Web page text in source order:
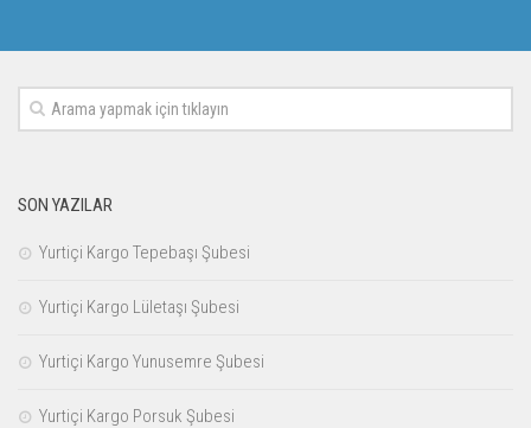
SON YAZILAR
Yurtiçi Kargo Tepebaşı Şubesi
Yurtiçi Kargo Lületaşı Şubesi
Yurtiçi Kargo Yunusemre Şubesi
Yurtiçi Kargo Porsuk Şubesi